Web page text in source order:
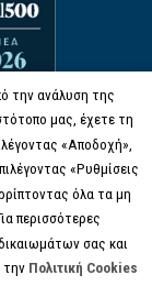
την ανάλυση της
μας, έχετε τη
«Αποδοχή»,
«Ρυθμίσεις
όλα τα μη
περισσότερες
σας και
την Πολιτική Cookies